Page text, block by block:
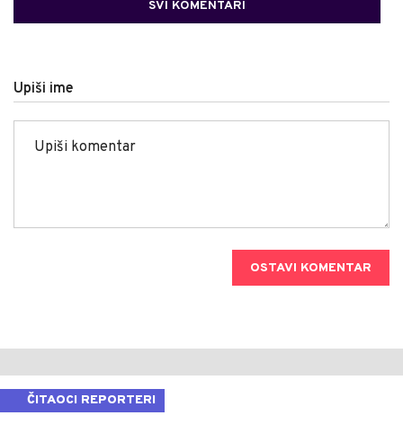
SVI KOMENTARI
Upiši ime
OSTAVI KOMENTAR
ČITAOCI REPORTERI